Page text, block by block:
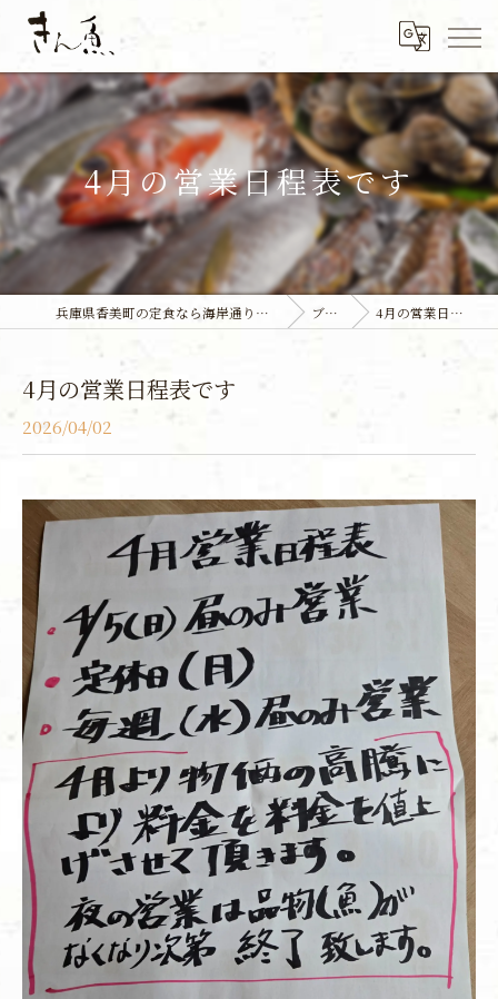
4月の営業日程表です
兵庫県香美町の定食なら海岸通り前食堂 きん魚 ブログ 4月の営業日程表です
4月の営業日程表です
2026/04/02